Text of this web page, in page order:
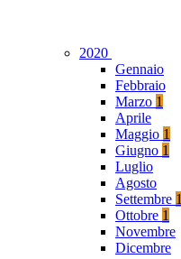
2020
Gennaio
Febbraio
Marzo 1
Aprile
Maggio 1
Giugno 1
Luglio
Agosto
Settembre 1
Ottobre 1
Novembre
Dicembre